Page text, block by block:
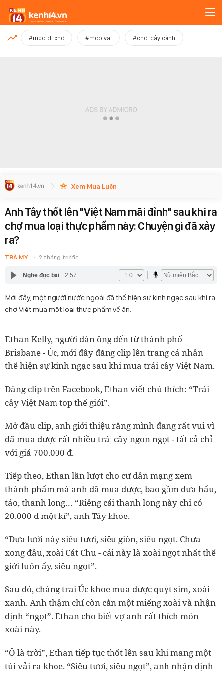
MỚI NHẤT
#mẹo đi chợ #mẹo vặt #chơi cây cảnh
Xem Mua Luôn
Anh Tây thốt lên "Việt Nam mãi đỉnh" sau khi ra
chợ mua loại thực phẩm này: Chuyện gì đã xảy
ra?
TRÀ MY 2 tháng trước
Nghe đọc bài 2:57
Mới đây, một người nước ngoài đã thể hiện sự kinh ngạc sau khi ra
chợ Việt mua một loại thực phẩm về ăn.
Ethan Kelly, người đàn ông đến từ thành phố
Brisbane - Úc, mới đây đăng clip lên trang cá nhân
thể hiện sự kinh ngạc sau khi mua trái cây Việt Nam.
Đăng clip trên Facebook, Ethan viết chú thích: “Trái
cây Việt Nam top thế giới”.
Mở đầu clip, anh giới thiệu rằng mình đang rất vui vì
đã mua được rất nhiều trái cây ngon ngọt - tất cả chỉ
với giá 700.000 đ.
Tiếp theo, Ethan lần lượt cho cư dân mạng xem
thành phẩm mà anh đã mua được, bao gồm dưa hấu,
táo, thanh long… “Riêng cái thanh long này chỉ có
20.000 đ một kí”, anh Tây khoe.
“Dưa lưới này siêu tươi, siêu giòn, siêu ngọt. Chưa
xong đâu, xoài Cát Chu - cái này là xoài ngọt nhất thế
giới luôn ấy, siêu ngọt”.
Sau đó, chàng trai Úc khoe mua được quýt sim, xoài
xanh. Anh thậm chí còn cắn một miếng xoài và nhận
định “ngọt”. Ethan cho biết vợ anh rất thích món
xoài này.
“Ô là trời”, Ethan tiếp tục thốt lên sau khi mang một
túi vải ra khoe. “Siêu tươi, siêu ngọt”, anh nhận định